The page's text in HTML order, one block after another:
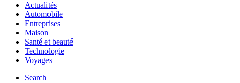
Actualités
Automobile
Entreprises
Maison
Santé et beauté
Technologie
Voyages
Search